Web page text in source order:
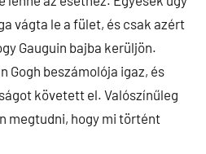
vágta le a fület, és csak azért
Gauguin bajba kerüljön.
Gogh beszámolója igaz, és
követett el. Valószínűleg
megtudni, hogy mi történt